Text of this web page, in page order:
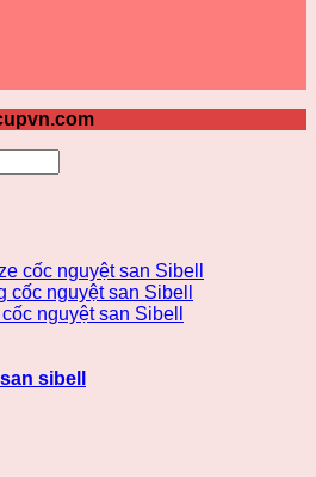
cốc nguyệt san Sibell
cốc nguyệt san Sibell
nguyệt san Sibell
sibell